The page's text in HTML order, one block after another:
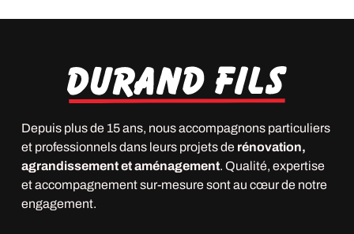
Depuis plus de 15 ans, nous accompagnons particuliers
et professionnels dans leurs projets de rénovation,
agrandissement et aménagement. Qualité, expertise
et accompagnement sur-mesure sont au cœur de notre
engagement.